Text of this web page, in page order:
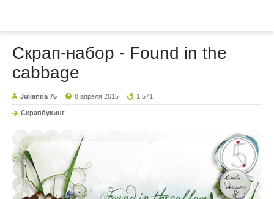
Скрап-набор - Found in the
cabbage
Julianna 75 8 апреля 2015 1 571
Скрапбукинг